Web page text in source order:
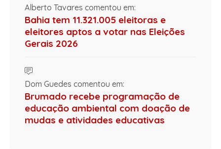
Alberto Tavares comentou em:
Bahia tem 11.321.005 eleitoras e
eleitores aptos a votar nas Eleições
Gerais 2026
Dom Guedes comentou em:
Brumado recebe programação de
educação ambiental com doação de
mudas e atividades educativas